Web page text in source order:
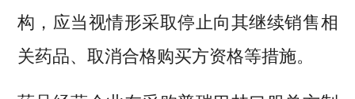
构，应当视情形采取停止向其继续销售相
关药品、取消合格购买方资格等措施。